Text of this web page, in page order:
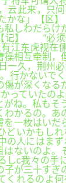
云此来，只
かな」【区
私しわだらけ
记】 “必须
江东虎视在
操相互牵制，
一久，荆州
行かないで
傷が深くなる
っていたの
がね。私もそ
わかるの。あ
を一枚はいだ
どいかもし
の人にはま
はないのよ。
しc我々の手
子が三十すぎ
くれるのよ